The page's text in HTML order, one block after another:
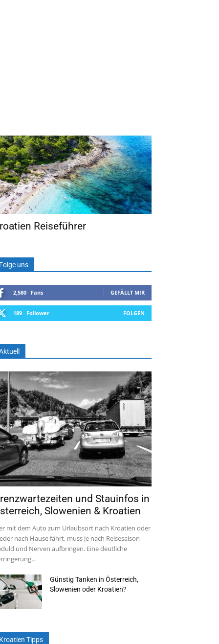
Reiseführer
uns
2,580 Fans GEFÄLLT MIR
189 Follower FOLGEN
und Stauinfos in
Slowenien & Kroatien
mit dem Auto zum Urlaubsort nach Kroatien oder
nach Hause fährt, muss je nach Reisesaison
und Nerven aufbringen. Eine deutliche
Günstig Tanken in Österreich,
Slowenien oder Kroatien?
Tipps